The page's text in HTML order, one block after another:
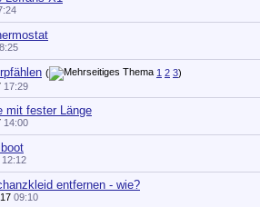
( 1 2 3)
17:29
mit fester Länge
14:00
12:12
entfernen - wie?
09:10